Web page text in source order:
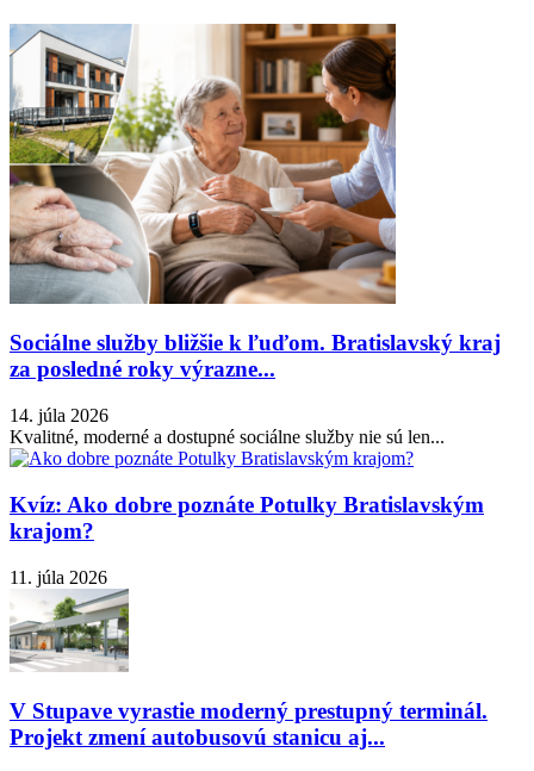
Sociálne služby bližšie k ľuďom. Bratislavský kraj
za posledné roky výrazne...
14. júla 2026
Kvalitné, moderné a dostupné sociálne služby nie sú len...
Kvíz: Ako dobre poznáte Potulky Bratislavským
krajom?
11. júla 2026
V Stupave vyrastie moderný prestupný terminál.
Projekt zmení autobusovú stanicu aj...